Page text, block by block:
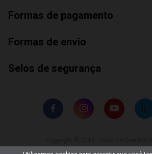
Formas de pagamento
Formas de envio
Selos de segurança